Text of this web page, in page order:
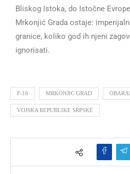
Bliskog Istoka, do Istočne
Mrkonjić Grada ostaje:
granice, koliko god ih njeni
ignorisati.
F-16 MRKONJIC GRAD
VOJSKA REPUBLIKE SRPSKE